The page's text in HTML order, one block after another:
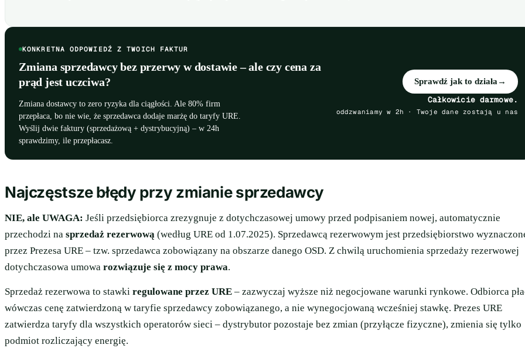
KONKRETNA ODPOWIEDŹ Z TWOICH FAKTUR
Zmiana sprzedawcy bez przerwy w dostawie – ale czy cena za
prąd jest uczciwa?
Zmiana dostawcy to zero ryzyka dla ciągłości. Ale 80% firm
przepłaca, bo nie wie, że sprzedawca dodaje marżę do taryfy URE.
Wyślij dwie faktury (sprzedażową + dystrybucyjną) – w 24h
sprawdzimy, ile przepłacasz.
Sprawdź jak to działa →
Całkowicie darmowe.
oddzwaniamy w 2h · Twoje dane zostają u nas
Najczęstsze błędy przy zmianie sprzedawcy
NIE, ale UWAGA: Jeśli przedsiębiorca zrezygnuje z dotychczasowej umowy przed podpisaniem nowej, automatycznie
przechodzi na sprzedaż rezerwową (według URE od 1.07.2025). Sprzedawcą rezerwowym jest przedsiębiorstwo
przez Prezesa URE – tzw. sprzedawca zobowiązany na obszarze danego OSD. Z chwilą uruchomienia sprzedaży rezerwowej
dotychczasowa umowa rozwiązuje się z mocy prawa.
Sprzedaż rezerwowa to stawki regulowane przez URE – zazwyczaj wyższe niż negocjowane warunki rynkowe. Odbiorca
wówczas cenę zatwierdzoną w taryfie sprzedawcy zobowiązanego, a nie wynegocjowaną wcześniej stawkę. Prezes URE
zatwierdza taryfy dla wszystkich operatorów sieci – dystrybutor pozostaje bez zmian (przyłącze fizyczne), zmienia się tylko
podmiot rozliczający energię.